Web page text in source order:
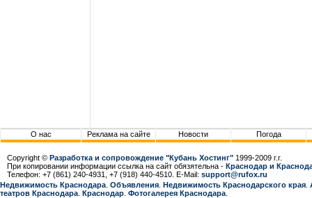
О нас Реклама на сайте Новости Погода
Copyright © Разработка и сопровождение "Кубань Хостинг" 1999-2009 г.г.
При копировании информации ссылка на сайт обязятельна - Краснодар и
Телефон: +7 (861) 240-4931, +7 (918) 440-4510. E-Mail: support@rufox.ru
Недвижимость Краснодара Объявления Недвижимость Краснодарcкого края
театров Краснодара Краснодар Фотогалерея Краснодара